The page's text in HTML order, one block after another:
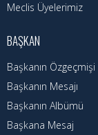
Cizre Tarihi
Muhtarlıklar
Nöbetçi Eczaneler
Turizm Rehberi
Meclis Üyelerimiz
BAŞKAN
Başkanın Özgeçmişi
Başkanın Mesajı
Başkanın Albümü
Başkana Mesaj